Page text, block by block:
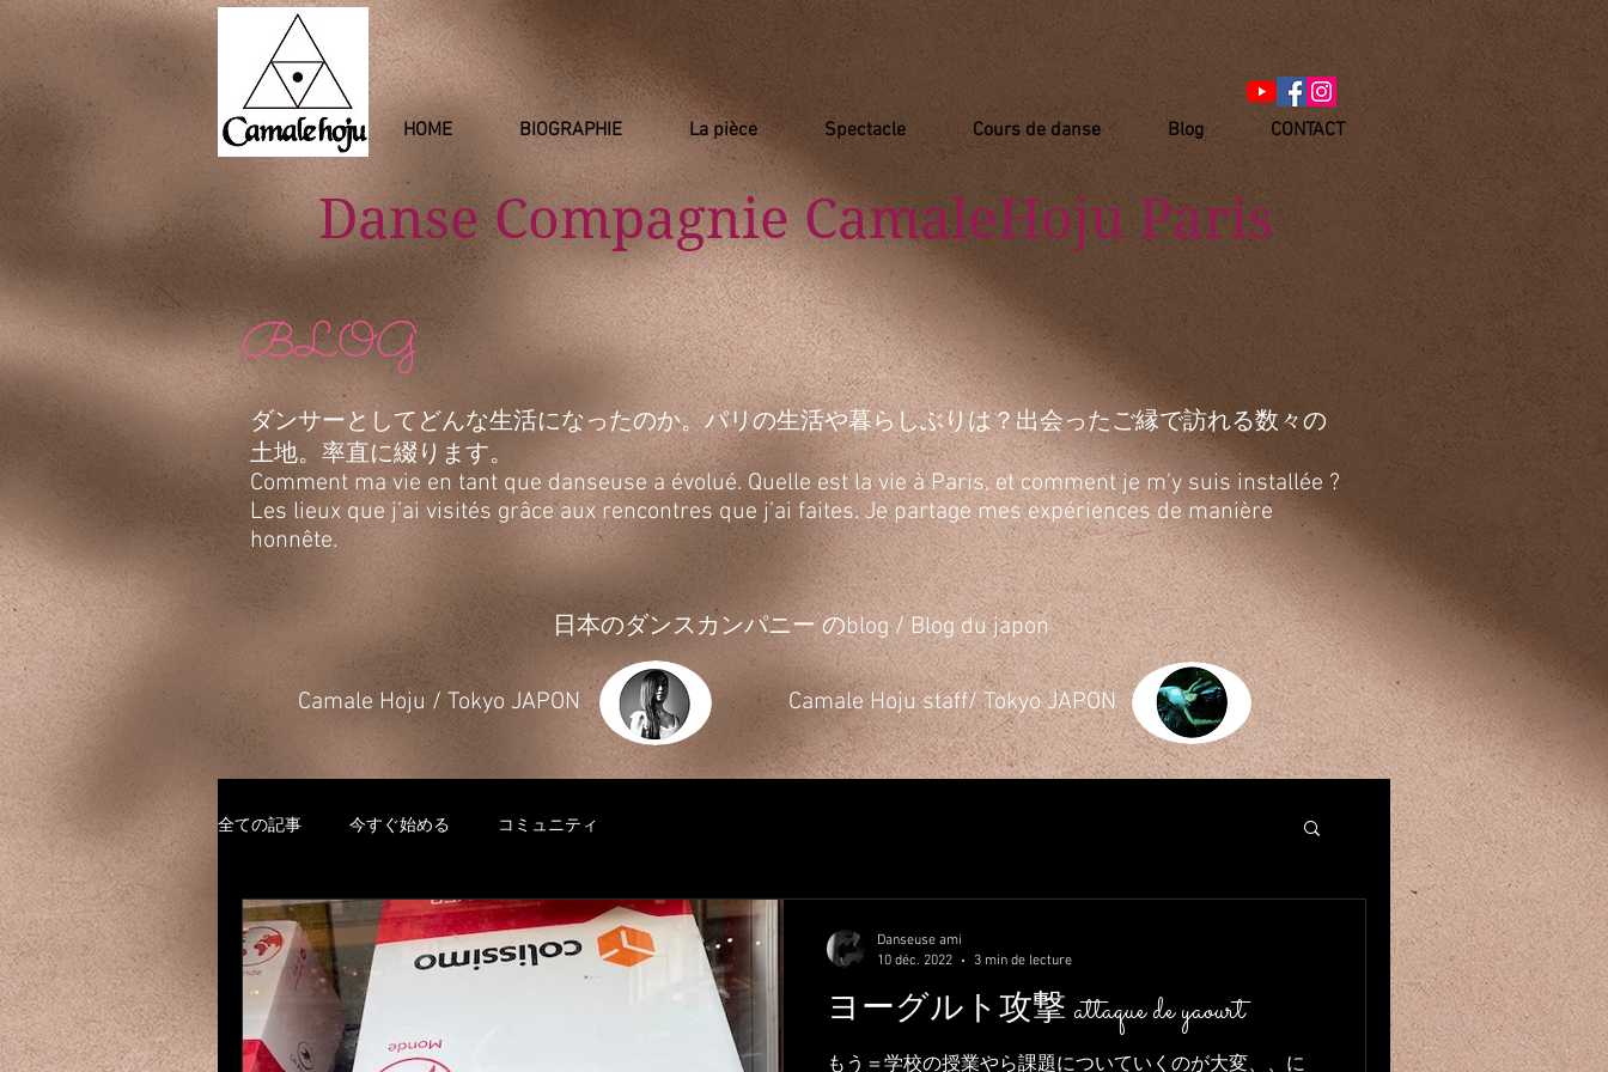
HOME BIOGRAPHIE La pièce Spectacle Cours de danse Blog CONTACT
Danse Compagnie​ CamaleHoju Paris
BLOG
ダンサーとしてどんな生活になったのか。パリの生活や暮らしぶりは？出会ったご縁で訪れる数々の
土地。率直に綴ります。
Comment ma vie en tant que danseuse a évolué. Quelle est la vie à Paris, et comment je m’y suis installée ?
Les lieux que j’ai visités grâce aux rencontres que j’ai faites. Je partage mes expériences de manière
honnête.
日本のダンスカンパニー のblog / Blog du japon
​Camale Hoju / Tokyo JAPON ​Camale Hoju staff/ Tokyo JAPON
全ての記事 今すぐ始める コミュニティ
ヨーグルト攻撃 attaque de yaourt
もう＝学校の授業やら課題についていくのが大変、、に
Danseuse ami
10 déc. 2022
3 min de lecture